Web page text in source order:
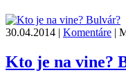
30.04.2014 | Komentáre |
Kto je na vine?